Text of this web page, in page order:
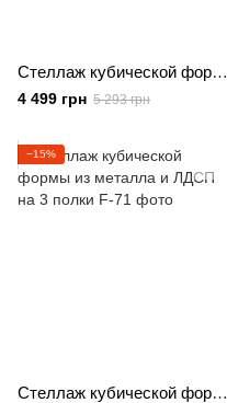
Стеллаж кубической формы из металла и ЛДСП на 4 полки
4 499 грн 5 293 грн
−15%
Стеллаж кубической формы из металла и ЛДСП на 3 полки